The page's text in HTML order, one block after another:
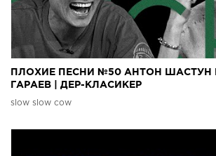
ПЛОХИЕ ПЕСНИ №50 АНТОН ШАСТУН
ГАРАЕВ | ДЕР-КЛАСИКЕР
slow slow cow